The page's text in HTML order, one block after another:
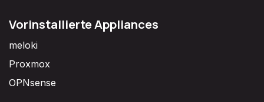
Vorinstallierte Appliances
meloki
Proxmox
OPNsense